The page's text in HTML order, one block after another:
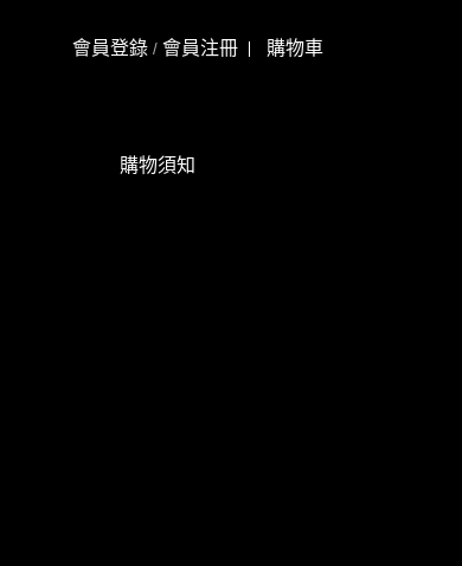
會員登錄 / 會員注冊 購物車
購物須知